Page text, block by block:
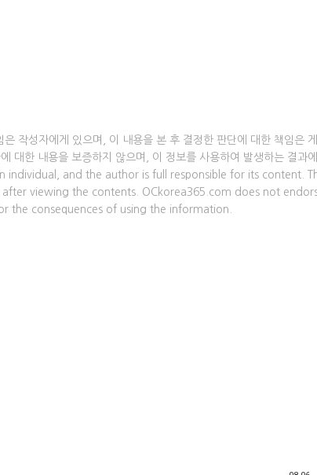
작성자에게 있으며, 이 내용을 본 후 결정한 판단에 대한 책임은
대한 내용을 보증하지 않으며, 이 정보를 사용하여 발생하는 결과
individual, and the author is full responsible for its content.
viewing the contents. OCkorea365.com does not
the consequences of using the information.